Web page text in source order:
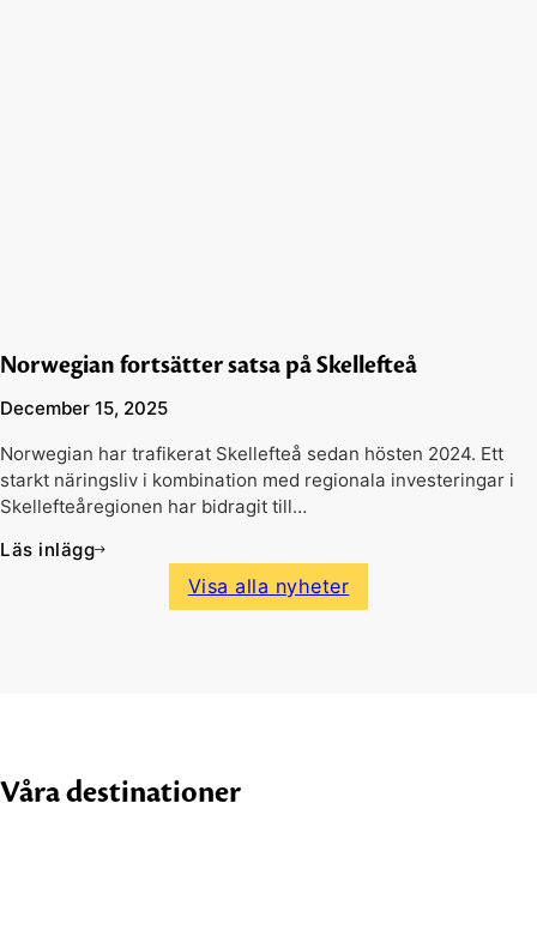
Norwegian fortsätter satsa på Skellefteå
December 15, 2025
Norwegian har trafikerat Skellefteå sedan hösten 2024. Ett
starkt näringsliv i kombination med regionala investeringar i
Skellefteåregionen har bidragit till…
Läs inlägg
Visa alla nyheter
Våra destinationer